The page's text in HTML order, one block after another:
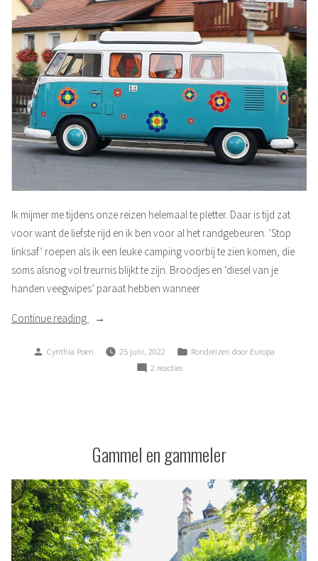
Ik mijmer me tijdens onze reizen helemaal te pletter. Daar is tijd zat
voor want de liefste rijd en ik ben voor al het randgebeuren. ‘Stop
linksaf’ roepen als ik een leuke camping voorbij te zien komen, die
soms alsnog vol treurnis blijkt te zijn. Broodjes en ‘diesel van je
handen veegwipes’ paraat hebben wanneer
Continue reading “Spierwit”
Posted
Cynthia Poen 25 juni, 2022
Posted
Rondreizen door Europa
2 reactiesop
Gammel en gammeler